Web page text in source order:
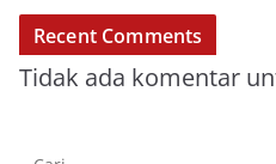
Recent Comments
Tidak ada komentar